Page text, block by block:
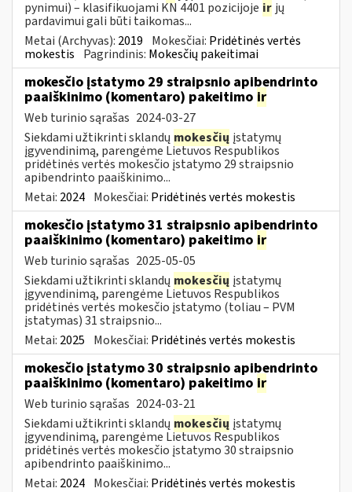
pynimui) – klasifikuojami KN 4401 pozicijoje ir jų
pardavimui gali būti taikomas...
Metai (Archyvas): 2019 Mokesčiai: Pridėtinės vertės
mokestis Pagrindinis: Mokesčių pakeitimai
mokesčio įstatymo 29 straipsnio apibendrinto
paaiškinimo (komentaro) pakeitimo ir
Web turinio sąrašas 2024-03-27
Siekdami užtikrinti sklandų mokesčių įstatymų
įgyvendinimą, parengėme Lietuvos Respublikos
pridėtinės vertės mokesčio įstatymo 29 straipsnio
apibendrinto paaiškinimo...
Metai: 2024 Mokesčiai: Pridėtinės vertės mokestis
mokesčio įstatymo 31 straipsnio apibendrinto
paaiškinimo (komentaro) pakeitimo ir
Web turinio sąrašas 2025-05-05
Siekdami užtikrinti sklandų mokesčių įstatymų
įgyvendinimą, parengėme Lietuvos Respublikos
pridėtinės vertės mokesčio įstatymo (toliau – PVM
įstatymas) 31 straipsnio...
Metai: 2025 Mokesčiai: Pridėtinės vertės mokestis
mokesčio įstatymo 30 straipsnio apibendrinto
paaiškinimo (komentaro) pakeitimo ir
Web turinio sąrašas 2024-03-21
Siekdami užtikrinti sklandų mokesčių įstatymų
įgyvendinimą, parengėme Lietuvos Respublikos
pridėtinės vertės mokesčio įstatymo 30 straipsnio
apibendrinto paaiškinimo...
Metai: 2024 Mokesčiai: Pridėtinės vertės mokestis